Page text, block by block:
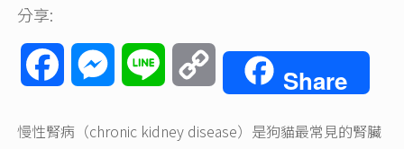
分享:
FacebookMessenger
Line
Copy
Share
慢性腎病（chronic kidney disease）是狗貓最常見的腎臟